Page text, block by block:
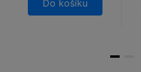
Do košíku